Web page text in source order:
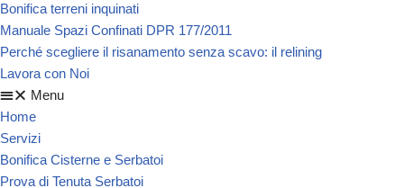
Bonifica terreni inquinati
Manuale Spazi Confinati DPR 177/2011
Perché scegliere il risanamento senza scavo: il relining
Lavora con Noi
Menu
Home
Servizi
Bonifica Cisterne e Serbatoi
Prova di Tenuta Serbatoi